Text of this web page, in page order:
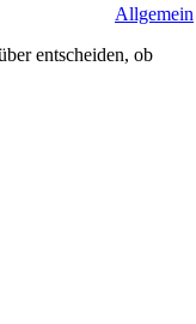
Allgemein
entscheiden, ob